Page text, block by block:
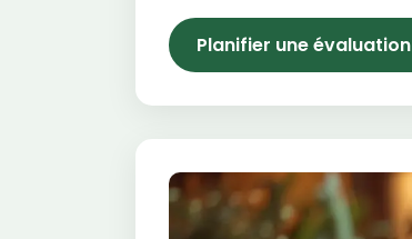
Planifier une évaluation